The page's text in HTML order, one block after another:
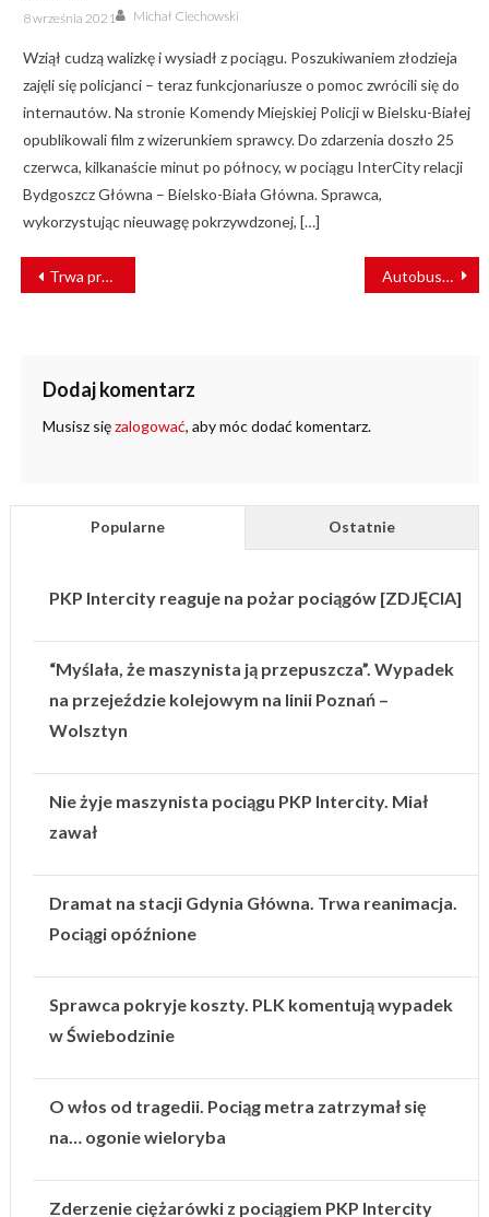
Posted
on
8 września 2021 Author
Michał Ciechowski
Wziął cudzą walizkę i wysiadł z pociągu. Poszukiwaniem złodzieja
zajęli się policjanci – teraz funkcjonariusze o pomoc zwrócili się do
internautów. Na stronie Komendy Miejskiej Policji w Bielsku-Białej
opublikowali film z wizerunkiem sprawcy. Do zdarzenia doszło 25
czerwca, kilkanaście minut po północy, w pociągu InterCity relacji
Bydgoszcz Główna – Bielsko-Biała Główna. Sprawca,
wykorzystując nieuwagę pokrzywdzonej, […]
NAWIGACJA
WPISU
Trwa przywracanie ruchu na szlaku Miechów–Słomniki po wykolejeniu pociągu Autobusem z Trzebnicy: województwo remontuje pierwszą samorządową linię kolejową
Dodaj komentarz
Musisz sięzalogować, aby móc dodać komentarz.
Popularne Ostatnie
PKP Intercity reaguje na pożar pociągów [ZDJĘCIA]
“Myślała, że maszynista ją przepuszcza”. Wypadek
na przejeździe kolejowym na linii Poznań –
Wolsztyn
Nie żyje maszynista pociągu PKP Intercity. Miał
zawał
Dramat na stacji Gdynia Główna. Trwa reanimacja.
Pociągi opóźnione
Sprawca pokryje koszty. PLK komentują wypadek
w Świebodzinie
O włos od tragedii. Pociąg metra zatrzymał się
na… ogonie wieloryba
Zderzenie ciężarówki z pociągiem PKP Intercity